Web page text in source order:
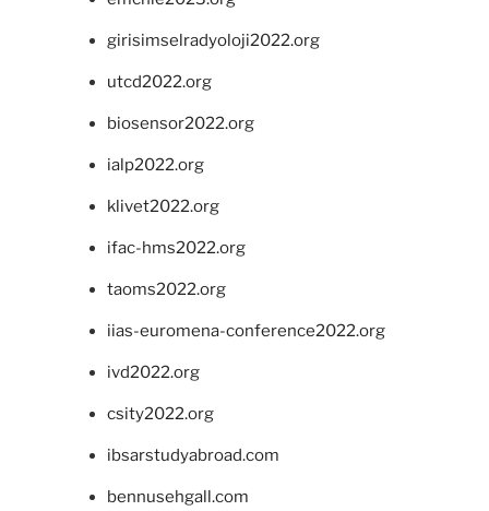
girisimselradyoloji2022.org
utcd2022.org
biosensor2022.org
ialp2022.org
klivet2022.org
ifac-hms2022.org
taoms2022.org
iias-euromena-conference2022.org
ivd2022.org
csity2022.org
ibsarstudyabroad.com
bennusehgall.com